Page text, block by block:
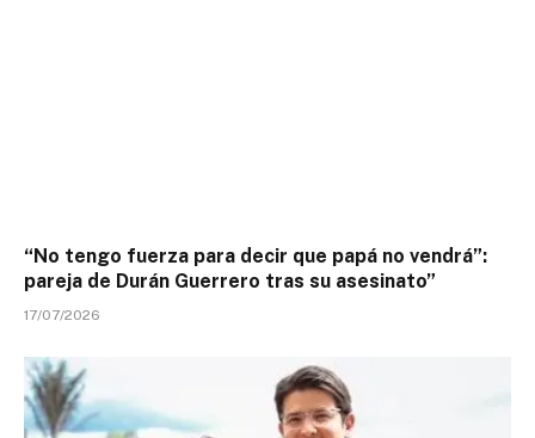
“No tengo fuerza para decir que papá no vendrá”:
pareja de Durán Guerrero tras su asesinato”
17/07/2026